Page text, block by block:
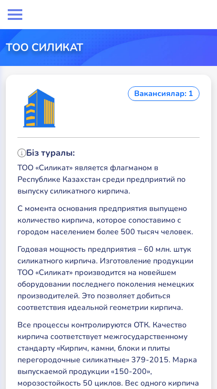
ТОО СИЛИКАТ
Вакансиялар: 1
Біз туралы:
ТОО «Силикат» является флагманом в
Республике Казахстан среди предприятий по
выпуску силикатного кирпича.
С момента основания предприятия выпущено
количество кирпича, которое сопоставимо с
городом населением более 500 тысяч человек.
Годовая мощность предприятия – 60 млн. штук
силикатного кирпича. Изготовление продукции
ТОО «Силикат» производится на новейшем
оборудовании последнего поколения немецких
производителей. Это позволяет добиться
соответствия идеальной геометрии кирпича.
Все процессы контролируются ОТК. Качество
кирпича соответствует межгосударственному
стандарту «Кирпич, камни, блоки и плиты
перегородочные силикатные» 379-2015. Марка
выпускаемой продукции «150-200»,
морозостойкость 50 циклов. Вес одного кирпича